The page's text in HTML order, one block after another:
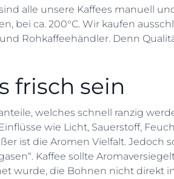
alle unsere Kaffees manuell
bei ca. 200°C. Wir kaufen
Rohkaffeehändler. Denn
frisch sein
welches schnell ranzig
wie Licht, Sauerstoff,
ist die Aromen Vielfalt. Jedoch
Kaffee sollte
wurde, die Bohnen nicht direkt